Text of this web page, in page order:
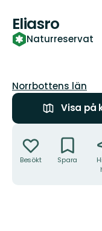
Eliasro
Naturreservat
Län:
Norrbottens län
Visa på
Besökt Spara